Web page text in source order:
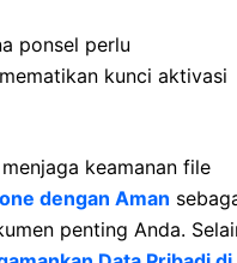
ponsel perlu
kunci aktivasi
keamanan file
dengan Aman
penting Anda.